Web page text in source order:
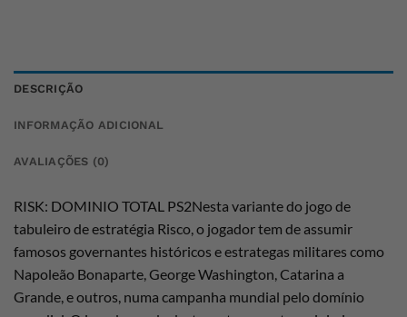
DESCRIÇÃO
INFORMAÇÃO ADICIONAL
AVALIAÇÕES (0)
RISK: DOMINIO TOTAL PS2Nesta variante do jogo de
tabuleiro de estratégia Risco, o jogador tem de assumir
famosos governantes históricos e estrategas militares como
Napoleão Bonaparte, George Washington, Catarina a
Grande, e outros, numa campanha mundial pelo domínio